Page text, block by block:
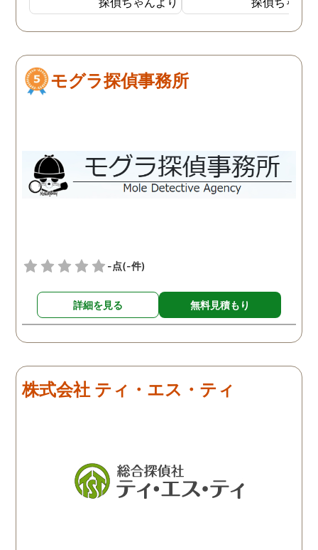
外で男と密会しているので
はないかと思い始めまし
な男と会っているのかを調
べてもらいました。１週間
かったと連絡がありまし
た。自分よりも10歳以上年
下の20代の男性と会い、し
士に依頼し、その証拠が元
で離婚となりました。 妻は
反省して男とは別れたよう
でしたが、お互い愛情はも
う冷めていることがわかっ
たので、離婚しようという
るので、浮気を疑って心配
ました。しかし追加調査
調査を失敗した時対処な
て依頼はできませんでし
中にもあくどい業者がい
らしいので、依頼の際は
くつか話を聞きに行った
モグラ探偵事務所
-点(-件)
詳細を見る 無料見積もり
株式会社 ティ・エス・ティ